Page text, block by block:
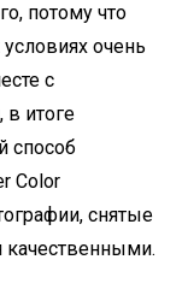
потому что
очень
с
итоге
способ
Color
снятые
качественными.